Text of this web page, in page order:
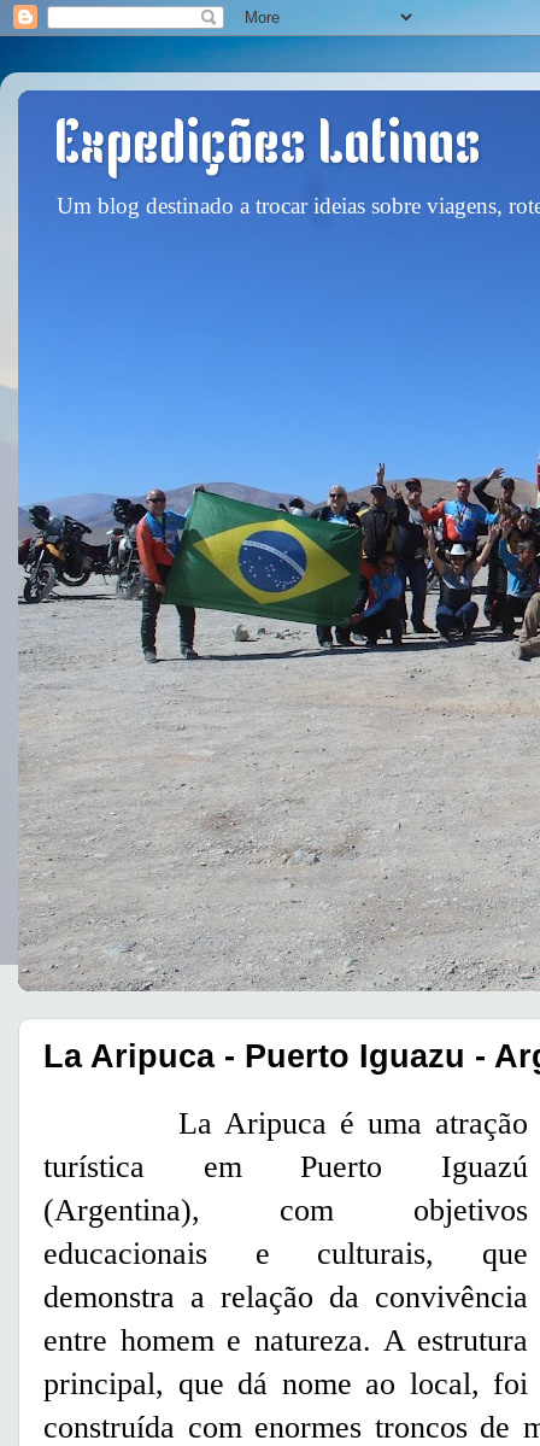
Expedições Latinas
Um blog destinado a trocar ideias sobre viagens,
La Aripuca - Puerto Iguazu -
La Aripuca é uma atração
turística em Puerto Iguazú
(Argentina), com objetivos
educacionais e culturais, que
demonstra a relação da convivência
entre homem e natureza. A estrutura
principal, que dá nome ao local, foi
construída com enormes troncos de